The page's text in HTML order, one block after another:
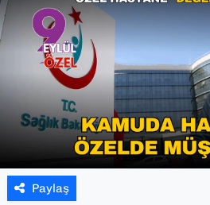
Paylaş
YAŞAM
YEREL YÖNETİMLER